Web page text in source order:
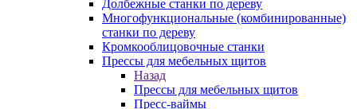
Долбежные станки по дереву
Многофункциональные (комбинированные)
станки по дереву
Кромкооблицовочные станки
Прессы для мебельных щитов
Назад
Прессы для мебельных щитов
Пресс-ваймы